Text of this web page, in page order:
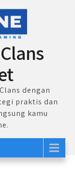
dengan
praktis dan
kamu